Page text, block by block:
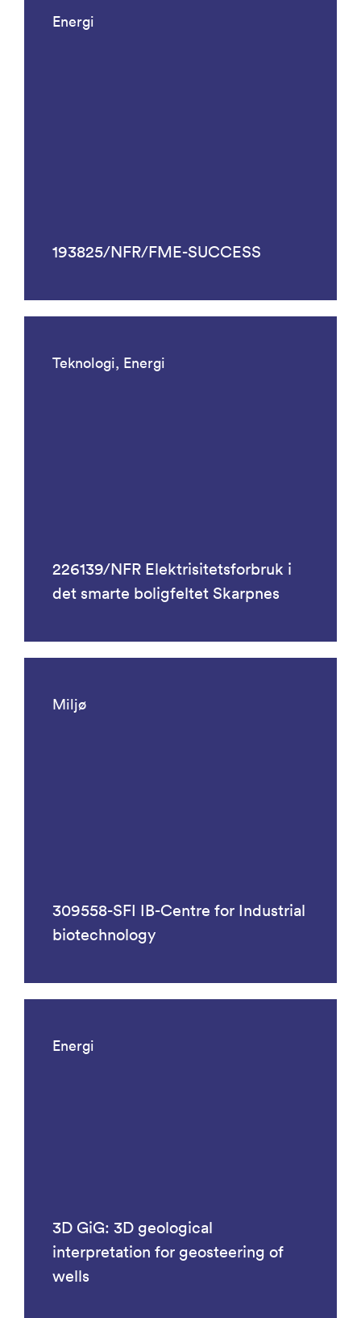
Energi
193825/NFR/FME-SUCCESS
Teknologi, Energi
226139/NFR Elektrisitetsforbruk i
det smarte boligfeltet Skarpnes
Miljø
309558-SFI IB-Centre for Industrial
biotechnology
Energi
3D GiG: 3D geological
interpretation for geosteering of
wells